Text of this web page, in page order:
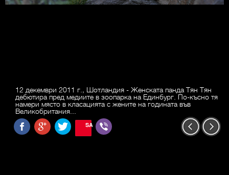
12 декември 2011 г., Шотландия - Женската панда Тян Тян
дебютира пред медиите в зоопарка на Единбург. По-късно тя
намери място в класацията с жените на годината във
Великобритания...
SAVE